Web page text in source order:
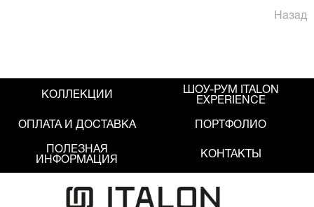
Назад
КОЛЛЕКЦИИ
ШОУ-РУМ ITALON
EXPERIENCE
ОПЛАТА И ДОСТАВКА ПОРТФОЛИО
ПОЛЕЗНАЯ
ИНФОРМАЦИЯ
КОНТАКТЫ